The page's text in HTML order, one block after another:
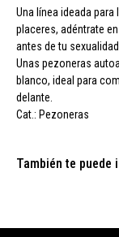
Una línea ideada
placeres, adéntrate
antes de tu sexualidad.
Unas pezoneras
blanco, ideal para
delante.
Cat.: Pezoneras
También te puede